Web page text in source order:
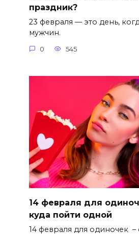
праздник?
23 февраля — это день,
мужчин.
0 545
14 февраля для
куда пойти одной
14 февраля для одиночек –